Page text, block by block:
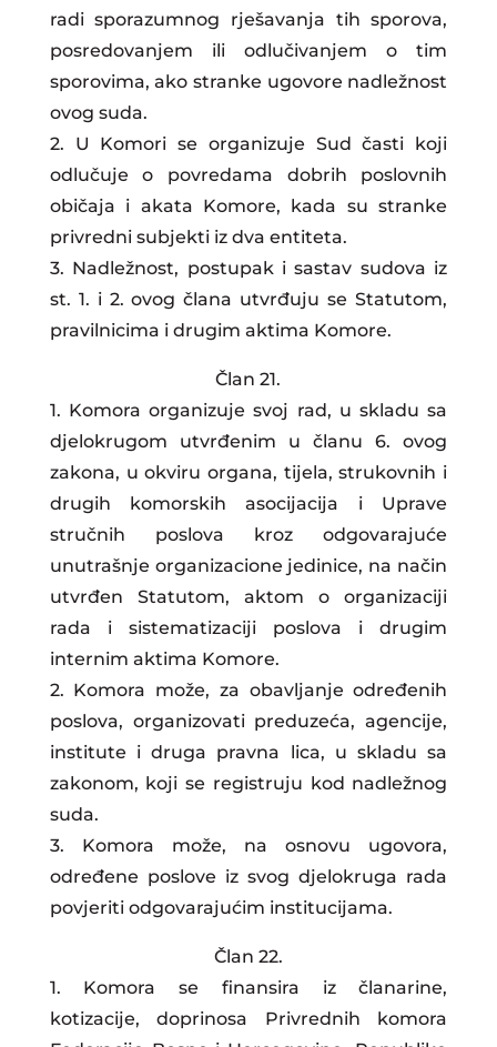
radi sporazumnog rješavanja tih sporova,
posredovanjem ili odlučivanjem o tim
sporovima, ako stranke ugovore nadležnost
ovog suda.
2. U Komori se organizuje Sud časti koji
odlučuje o povredama dobrih poslovnih
običaja i akata Komore, kada su stranke
privredni subjekti iz dva entiteta.
3. Nadležnost, postupak i sastav sudova iz
st. 1. i 2. ovog člana utvrđuju se Statutom,
pravilnicima i drugim aktima Komore.
Član 21.
1. Komora organizuje svoj rad, u skladu sa
djelokrugom utvrđenim u članu 6. ovog
zakona, u okviru organa, tijela, strukovnih i
drugih komorskih asocijacija i Uprave
stručnih poslova kroz odgovarajuće
unutrašnje organizacione jedinice, na način
utvrđen Statutom, aktom o organizaciji
rada i sistematizaciji poslova i drugim
internim aktima Komore.
2. Komora može, za obavljanje određenih
poslova, organizovati preduzeća, agencije,
institute i druga pravna lica, u skladu sa
zakonom, koji se registruju kod nadležnog
suda.
3. Komora može, na osnovu ugovora,
određene poslove iz svog djelokruga rada
povjeriti odgovarajućim institucijama.
Član 22.
1. Komora se finansira iz članarine,
kotizacije, doprinosa Privrednih komora